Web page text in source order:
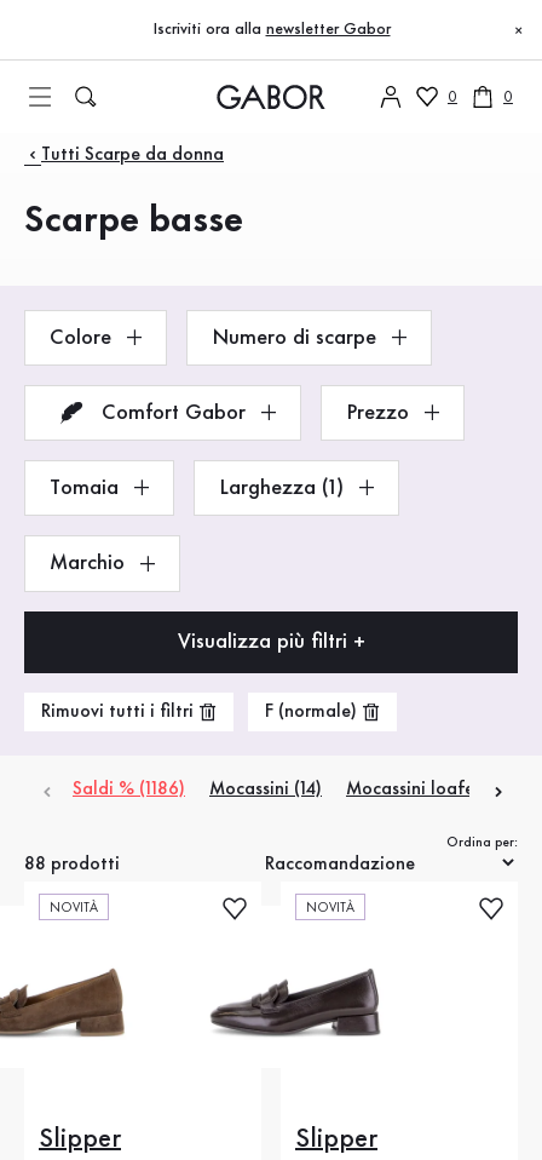
Vai al contenuto principale
Vai alla navigazione principale
Iscriviti ora alla newsletter Gabor ×
0 0
Prodotti
Tutti Scarpe da donna
Scarpe basse
Colore Numero di scarpe
Comfort Gabor Prezzo
Tomaia Larghezza (1)
Marchio
Visualizza più filtri +
Rimuovi tutti i filtri F (normale)
Saldi % (1186) Mocassini (14) Mocassini loafer (19)
88 prodotti
Ordina per:
NOVITÀ
Slipper
NOVITÀ
Slipper